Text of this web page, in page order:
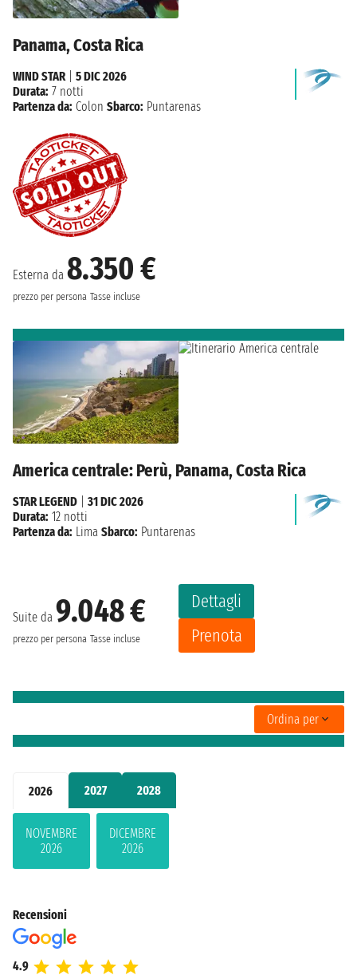
2026 2027 2028
NOVEMBRE
2026
DICEMBRE
2026
Panama, Costa Rica
Esterna da 8.350 €
prezzo per persona Tasse incluse
WIND STAR
5 DIC 2026
Durata: 7 notti
Partenza da: Colon Sbarco: Puntarenas
America centrale: Perù, Panama, Costa Rica
Suite da 9.048 €
prezzo per persona Tasse incluse
Dettagli
Prenota
STAR LEGEND
31 DIC 2026
Durata: 12 notti
Partenza da: Lima Sbarco: Puntarenas
Ordina per
Recensioni
4.9